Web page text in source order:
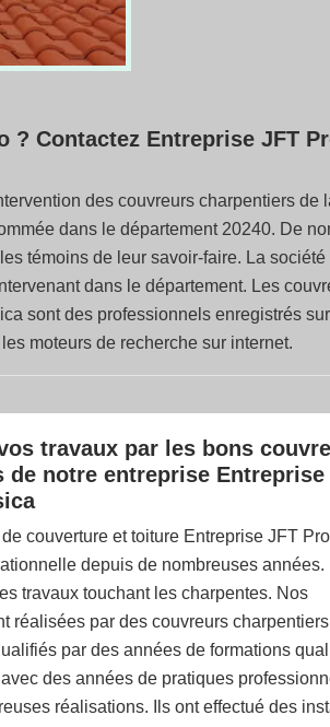
? Contactez Entreprise JFT
des couvreurs charpentiers de
dans le département 20240. De
témoins de leur savoir-faire. La société
dans le département. Les
sont des professionnels enregistrés
moteurs de recherche sur internet.
travaux par les bons
de notre entreprise Entreprise
couverture et toiture Entreprise JFT
depuis de nombreuses années.
travaux touchant les charpentes. Nos
réalisées par des couvreurs charpentiers
par des années de formations
des années de pratiques
réalisations. Ils ont effectué des